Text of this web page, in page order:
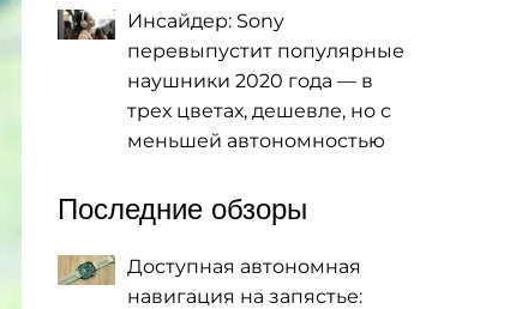
Инсайдер: Sony
перевыпустит популярные
наушники 2020 года — в
трех цветах, дешевле, но с
меньшей автономностью
Последние обзоры
Доступная автономная
навигация на запястье: